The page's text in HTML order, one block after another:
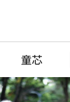
童芯